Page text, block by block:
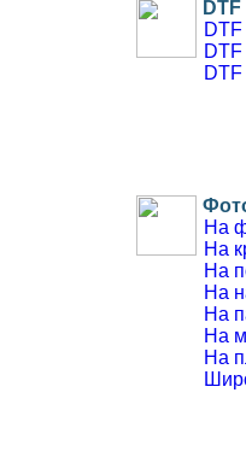
DTF
На
На
На
На
На
На
На